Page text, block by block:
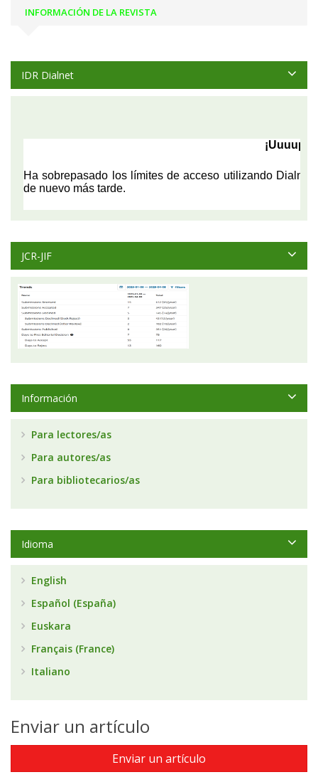
INFORMACIÓN DE LA REVISTA
IDR Dialnet
JCR-JIF
Información
Para lectores/as
Para autores/as
Para bibliotecarios/as
Idioma
English
Español (España)
Euskara
Français (France)
Italiano
Enviar un artículo
Enviar un artículo